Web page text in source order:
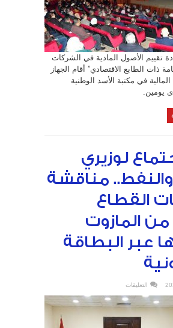
في
ورشة
عمل
مغلقة
تقييم الأصول المادية في الشركات
ذات الطابع الاقتصادي” أقام الجهاز
المالية في مكتبة الأسد الوطنية
يومين.
لوزيري
والنفط.. مناقشة
القطاع
من المازوت
عبر البطاقة
التعليقات
اجتماع
لوزيري
والنفط..
مناقشة